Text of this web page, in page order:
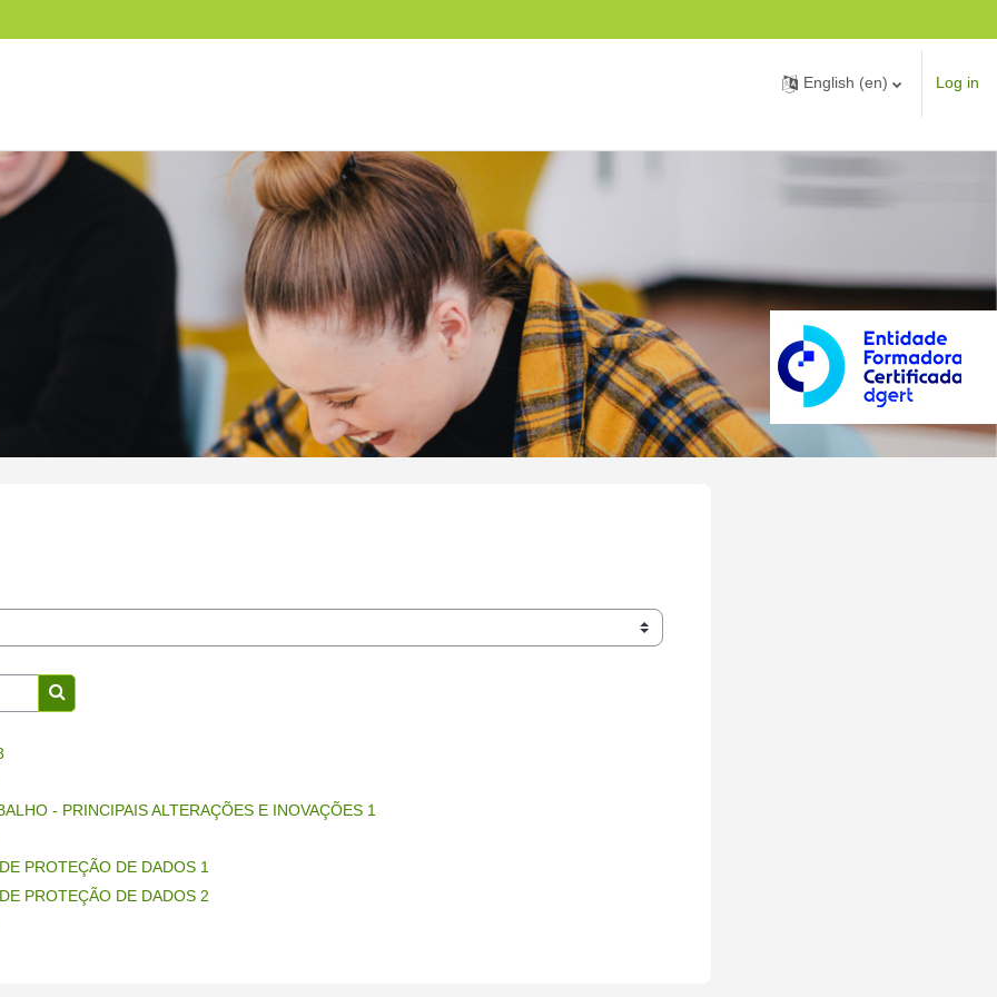
English ‎(en)‎ Log in
Search courses
- PRINCIPAIS ALTERAÇÕES E INOVAÇÕES 1
PROTEÇÃO DE DADOS 1
PROTEÇÃO DE DADOS 2